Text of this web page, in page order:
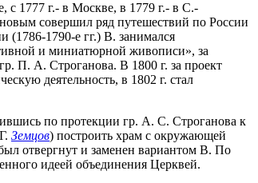
с 1777 г.- в Москве, в 1779 г.- в С.-
совершил ряд путешествий по России
1790-е гг.) В. занимался
и миниатюрной живописи», за
П. А. Строганова. В 1800 г. за проект
деятельность, в 1802 г. стал
по протекции гр. А. С. Строганова к
Земцов) построить храм с окружающей
отвергнут и заменен вариантом В. По
идеей объединения Церквей.